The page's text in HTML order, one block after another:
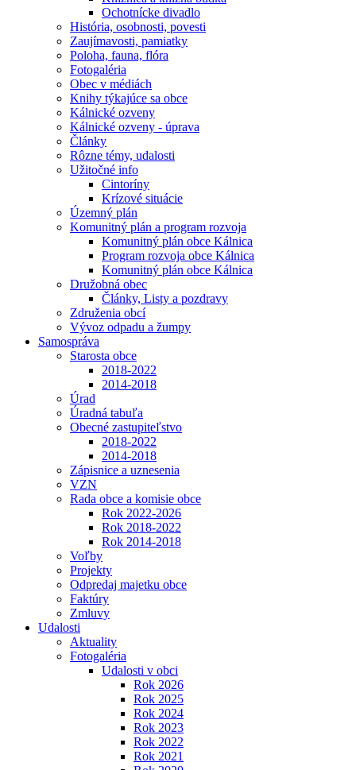
Ochotnícke divadlo
História, osobnosti, povesti
Zaujímavosti, pamiatky
Poloha, fauna, flóra
Fotogaléria
Obec v médiách
Knihy týkajúce sa obce
Kálnické ozveny
Kálnické ozveny - úprava
Články
Rôzne témy, udalosti
Užitočné info
Cintoríny
Krízové situácie
Územný plán
Komunitný plán a program rozvoja
Komunitný plán obce Kálnica
Program rozvoja obce Kálnica
Komunitný plán obce Kálnica
Družobná obec
Články, Listy a pozdravy
Združenia obcí
Vývoz odpadu a žumpy
Samospráva
Starosta obce
2018-2022
2014-2018
Úrad
Úradná tabuľa
Obecné zastupiteľstvo
2018-2022
2014-2018
Zápisnice a uznesenia
VZN
Rada obce a komisie obce
Rok 2022-2026
Rok 2018-2022
Rok 2014-2018
Voľby
Projekty
Odpredaj majetku obce
Faktúry
Zmluvy
Udalosti
Aktuality
Fotogaléria
Udalosti v obci
Rok 2026
Rok 2025
Rok 2024
Rok 2023
Rok 2022
Rok 2021